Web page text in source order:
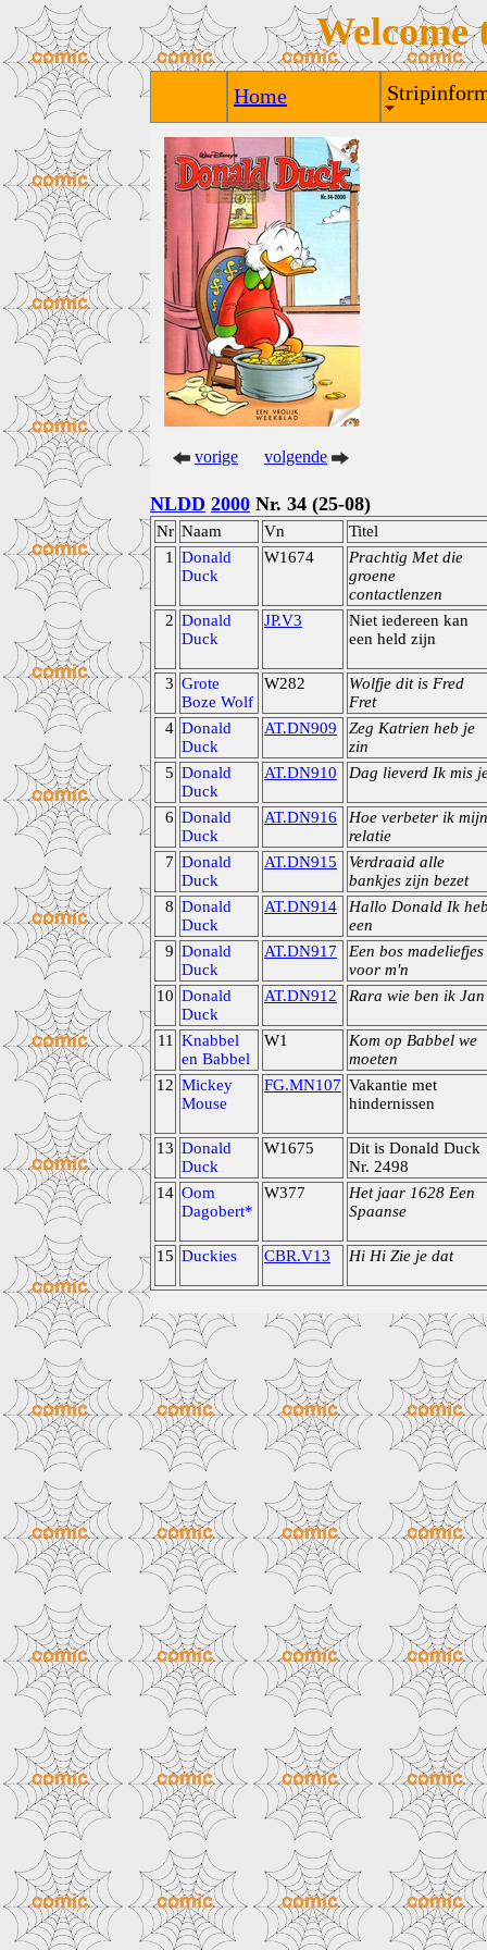
Welcome
Home
vorige volgende
NLDD 2000 Nr. 34 (25-08)
Nr Naam Vn
Titel
1
Donald
Duck
W1674
Prachtig Met die
groene
contactlenzen
2 Donald
Duck
JP.V3
Niet iedereen kan
een held zijn
3 Grote
Boze Wolf
W282
Wolfje dit is Fred
Fret
4 Donald
Duck
AT.DN909
Zeg Katrien heb je
zin
5 Donald
Duck
AT.DN910 Dag lieverd Ik mis
6 Donald
Duck
AT.DN916
Hoe verbeter ik mijn
relatie
7 Donald
Duck
AT.DN915
Verdraaid alle
bankjes zijn bezet
8 Donald
Duck
AT.DN914
Hallo Donald Ik
een
9 Donald
Duck
AT.DN917
Een bos madeliefjes
voor m'n
10 Donald
Duck
AT.DN912 Rara wie ben ik Jan
11
Knabbel
en Babbel
W1
Kom op Babbel we
moeten
12 Mickey
Mouse
FG.MN107 Vakantie met
hindernissen
13 Donald
Duck
W1675
Dit is Donald Duck
Nr. 2498
14 Oom
Dagobert*
W377
Het jaar 1628 Een
Spaanse
15 Duckies CBR.V13 Hi Hi Zie je dat